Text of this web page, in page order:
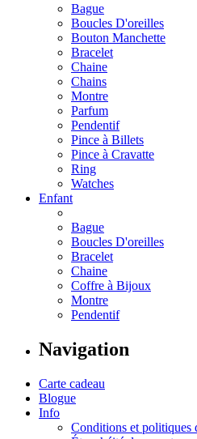
Bague
Boucles D'oreilles
Bouton Manchette
Bracelet
Chaine
Chains
Montre
Parfum
Pendentif
Pince à Billets
Pince à Cravatte
Ring
Watches
Enfant
Bague
Boucles D'oreilles
Bracelet
Chaine
Coffre à Bijoux
Montre
Pendentif
Navigation
Carte cadeau
Blogue
Info
Conditions et politiques